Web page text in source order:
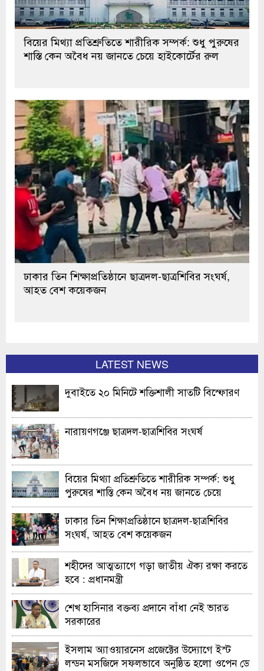
বিয়ের মিথ্যা প্রতিশ্রুতিতে শারীরিক সম্পর্ক: শুধু পুরুষের
শাস্তি কেন অবৈধ নয় জানতে চেয়ে হাইকোর্টের রুল
ঢাকার তিন শিক্ষাপ্রতিষ্ঠানে ছাত্রদল-ছাত্রশিবির সংঘর্ষ,
আহত বেশ কয়েকজন
LATEST NEWS
দুবাইতে ২০ মিনিটে শক্তিশালী সাতটি বিস্ফোরণ
নারায়ণগঞ্জে ছাত্রদল-ছাত্রশিবির সংঘর্ষ
বিয়ের মিথ্যা প্রতিশ্রুতিতে শারীরিক সম্পর্ক: শুধু
পুরুষের শাস্তি কেন অবৈধ নয় জানতে চেয়ে
হাইকোর্টের রুল
ঢাকার তিন শিক্ষাপ্রতিষ্ঠানে ছাত্রদল-ছাত্রশিবির
সংঘর্ষ, আহত বেশ কয়েকজন
শহীদের আত্মত্যাগে গড়া জাতীয় ঐক্য রক্ষা করতে
হবে : প্রধানমন্ত্রী
শেখ হাসিনার বক্তব্য প্রদানে বাঁধা নেই ভারত
সরকারের
ইসলাম অ্যাওয়ারনেস প্রজেক্টের উদ্যোগে ইস্ট
লন্ডন মসজিদে সফলভাবে অনুষ্ঠিত হলো ওপেন ডে